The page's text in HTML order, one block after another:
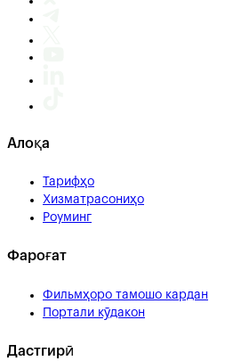
Алоқа
Тарифҳо
Хизматрасониҳо
Роуминг
Фароғат
Фильмҳоро тамошо кардан
Портали кӯдакон
Дастгирӣ